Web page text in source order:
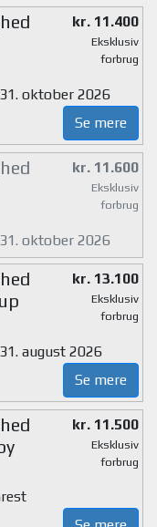
kr. 11.400
Eksklusiv
forbrug
oktober 2026
Se mere
kr. 11.600
Eksklusiv
forbrug
oktober 2026
kr. 13.100
Eksklusiv
forbrug
august 2026
Se mere
kr. 11.500
Eksklusiv
forbrug